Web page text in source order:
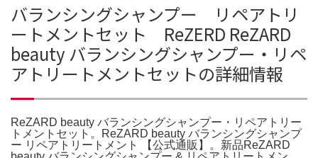
バランシングシャンプー リペアトリ
ートメントセット ReZERD ReZARD
beauty バランシングシャンプー・リペ
アトリートメントセットの詳細情報
ReZARD beauty バランシングシャンプー・リペアトリー
トメントセット。ReZARD beauty バランシングシャンプ
ー リペアトリートメント 【公式通販】。新品ReZARD